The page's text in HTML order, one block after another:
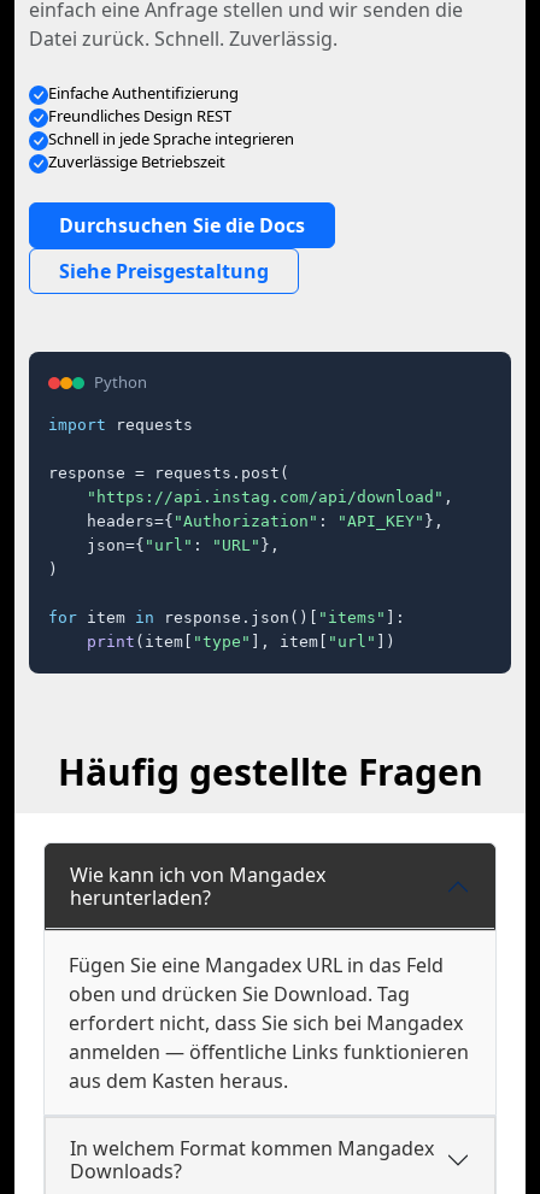
einfach eine Anfrage stellen und wir senden die
Datei zurück. Schnell. Zuverlässig.
Einfache Authentifizierung
Freundliches Design REST
Schnell in jede Sprache integrieren
Zuverlässige Betriebszeit
Durchsuchen Sie die Docs
Siehe Preisgestaltung
Python
import requests
response = requests.post(
"https://api.instag.com/api/download" ,
    headers={
"Authorization" : "API_KEY" },
    json={
"url" : "URL" },
)
for item in response.json()[ "items"
]:
print (item[ "type" ], item[ "url" ])
Häufig gestellte Fragen
Wie kann ich von Mangadex
herunterladen?
Fügen Sie eine Mangadex URL in das Feld
oben und drücken Sie Download. Tag
erfordert nicht, dass Sie sich bei Mangadex
anmelden — öffentliche Links funktionieren
aus dem Kasten heraus.
In welchem Format kommen Mangadex
Downloads?